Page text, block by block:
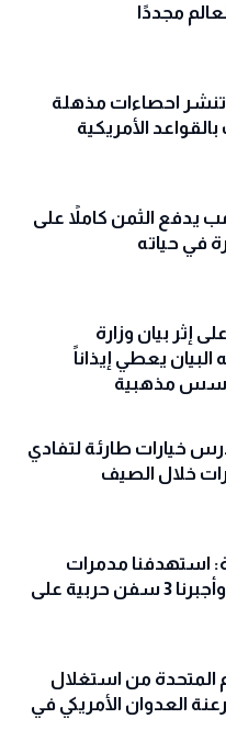
مجددًا
احصاءات مذهلة
الأمريكية
يدفع الثمن كاملاً على
في حياته
إثر بيان وزارة
البيان يعطي إيذاناً
أسس مذهبية
خيارات طارئة لتفادي
خلال الصيف
استهدفنا مدمرات
أميركية في هرمز وأجبرنا 3 سفن حربية على
المتحدة من استغلال
العدوان الأمريكي في